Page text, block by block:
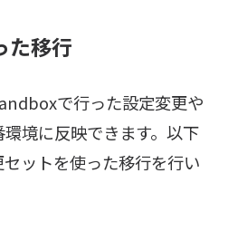
た移行
で行った設定変更や
境に反映できます。以下
ットを使った移行を行い